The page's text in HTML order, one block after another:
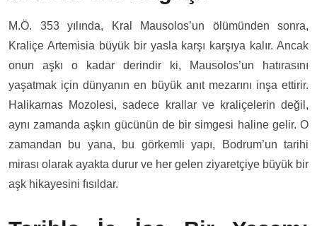
M.Ö. 353 yılında, Kral Mausolos’un ölümünden sonra,
Kraliçe Artemisia büyük bir yasla karşı karşıya kalır. Ancak
onun aşkı o kadar derindir ki, Mausolos’un hatırasını
yaşatmak için dünyanın en büyük anıt mezarını inşa ettirir.
Halikarnas Mozolesi, sadece krallar ve kraliçelerin değil,
aynı zamanda aşkın gücünün de bir simgesi haline gelir. O
zamandan bu yana, bu görkemli yapı, Bodrum’un tarihi
mirası olarak ayakta durur ve her gelen ziyaretçiye büyük bir
aşk hikayesini fısıldar.